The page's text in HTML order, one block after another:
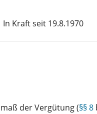
In Kraft seit 19.8.1970
der Vergütung (§§ 8